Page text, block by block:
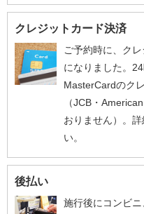
クレジットカード決済
ご予約時に、ク
になりました。
MasterCardのク
（JCB・
おりません）。
い。
後払い
施行後にコンビ